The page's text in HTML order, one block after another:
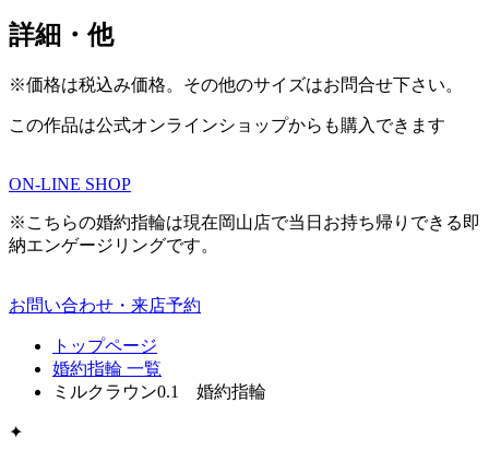
詳細・他
※価格は税込み価格。その他のサイズはお問合せ下さい。
この作品は公式オンラインショップからも購入できます
ON-LINE SHOP
※こちらの婚約指輪は現在岡山店で当日お持ち帰りできる即
納エンゲージリングです。
お問い合わせ・来店予約
トップページ
婚約指輪 一覧
ミルクラウン0.1 婚約指輪
✦